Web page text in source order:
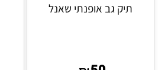
תיק גב אופנתי שאנל